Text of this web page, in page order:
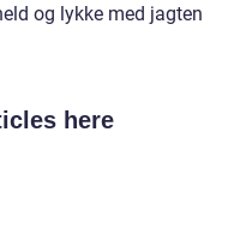
og lykke med jagten
here